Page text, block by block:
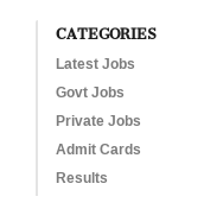
CATEGORIES
Latest Jobs
Govt Jobs
Private Jobs
Admit Cards
Results